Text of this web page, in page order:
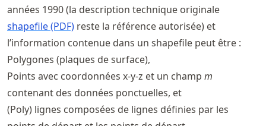
années 1990 (la description technique originale
shapefile (PDF) reste la référence autorisée) et
l’information contenue dans un shapefile peut être :
Polygones (plaques de surface),
Points avec coordonnées x-y-z et un champ m
contenant des données ponctuelles, et
(Poly) lignes composées de lignes définies par les